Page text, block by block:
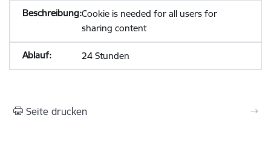
Cookie is needed for all users for
sharing content
24 Stunden
Seite drucken